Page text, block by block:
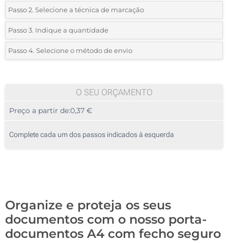
Passo 2. Selecione a técnica de marcação
*Selecione o tipo de marcação e as cores do logotipo:
1 Cor (Num lado)
Passo 3. Indique a quantidade
*Quantidade mínima:60
120
300
Passo 4. Selecione o método de envio
O SEU ORÇAMENTO
Preço a partir de:0,37 €
Complete cada um dos passos indicados à esquerda
Organize e proteja os seus
documentos com o nosso porta-
documentos A4 com fecho seguro